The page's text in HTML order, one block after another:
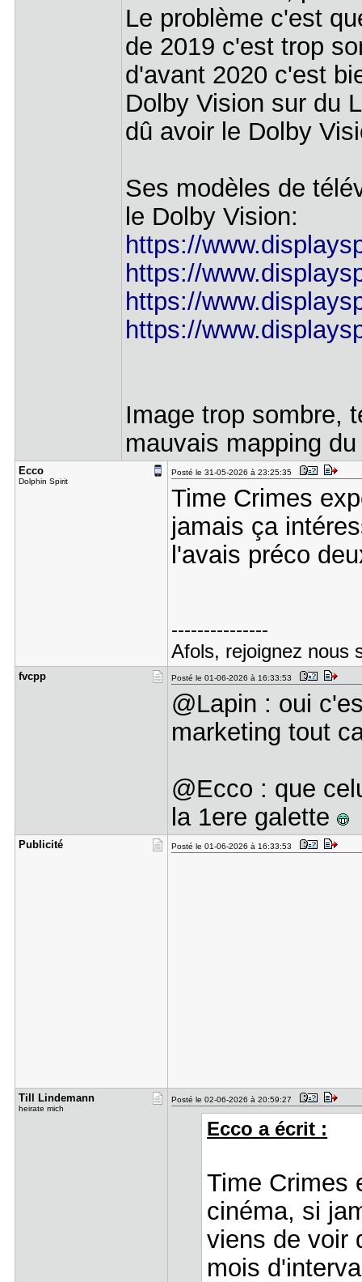
Le problème c'est
de 2019 c'est trop
d'avant 2020 c'est
Dolby Vision sur du
dû avoir le Dolby
Ses modèles de
le Dolby Vision:
https://
https://
https://
https://
Image trop sombre,
mauvais mapping
Ecco
Dolphin Spirit
Posté le 31-05-2026 à 23:25:35
Time Crimes
jamais ça
l'avais préco
---------------
Afols, rejoignez nous
fvcpp Posté le 01-06-2026 à 16:33:53
@Lapin : oui
marketing tout
@Ecco : que
la 1ere galette
Publicité Posté le 01-06-2026 à 16:33:53
Till Linde​mann
heirate mich
Posté le 02-06-2026 à 20:59:27
Ecco a écrit :
Time Crimes
cinéma, si
viens de voir
mois